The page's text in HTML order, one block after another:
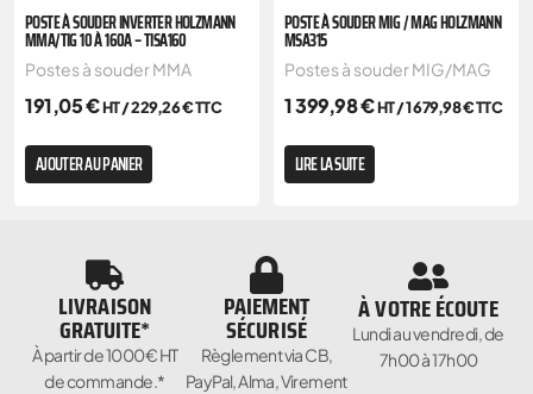
POSTE À SOUDER INVERTER HOLZMANN
MMA/TIG 10 À 160A – TISA160
Postes à souder MMA
191,05€HT /229,26€TTC
AJOUTER AU PANIER
POSTE À SOUDER MIG / MAG HOLZMANN
MSA315
Postes à souder MIG/MAG
1 399,98€HT /1 679,98€TTC
LIRE LA SUITE
LIVRAISON
GRATUITE*
À partir de 1000€ HT
de commande.*
PAIEMENT
SÉCURISÉ
Règlement via CB,
PayPal, Alma, Virement
À VOTRE ÉCOUTE
Lundi au vendredi, de
7h00 à 17h00